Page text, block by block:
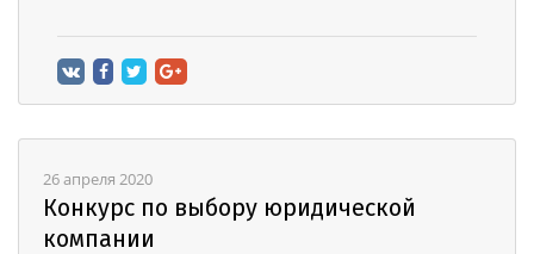
26 апреля 2020
Конкурс по выбору юридической
компании